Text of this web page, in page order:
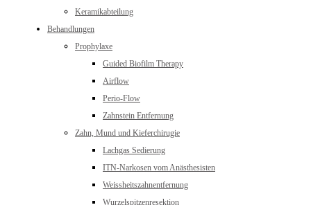
Keramikabteilung
Behandlungen
Prophylaxe
Guided Biofilm Therapy
Airflow
Perio-Flow
Zahnstein Entfernung
Zahn, Mund und Kieferchirugie
Lachgas Sedierung
ITN-Narkosen vom Anästhesisten
Weissheitszahnentfernung
Wurzelspitzenresektion